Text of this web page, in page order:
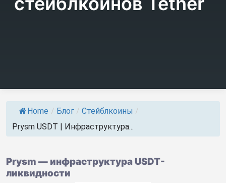
Home / Блог / Стейблкоины /
Prysm USDT | Инфраструктура...
Prysm — инфраструктура USDT-
ликвидности